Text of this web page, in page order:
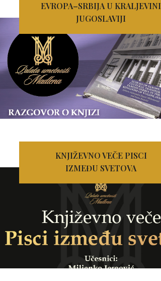
EVROPA–SRBIJA U KRALJEVINI
JUGOSLAVIJI
KNJIŽEVNO VEČE PISCI
IZMEĐU SVETOVA